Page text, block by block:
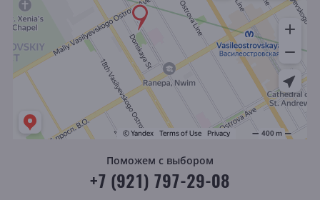
Поможем с выбором
+7 (921) 797-29-08